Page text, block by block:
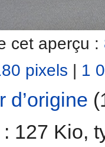
cet aperçu :
pixels | 1
d’origine
127 Kio,